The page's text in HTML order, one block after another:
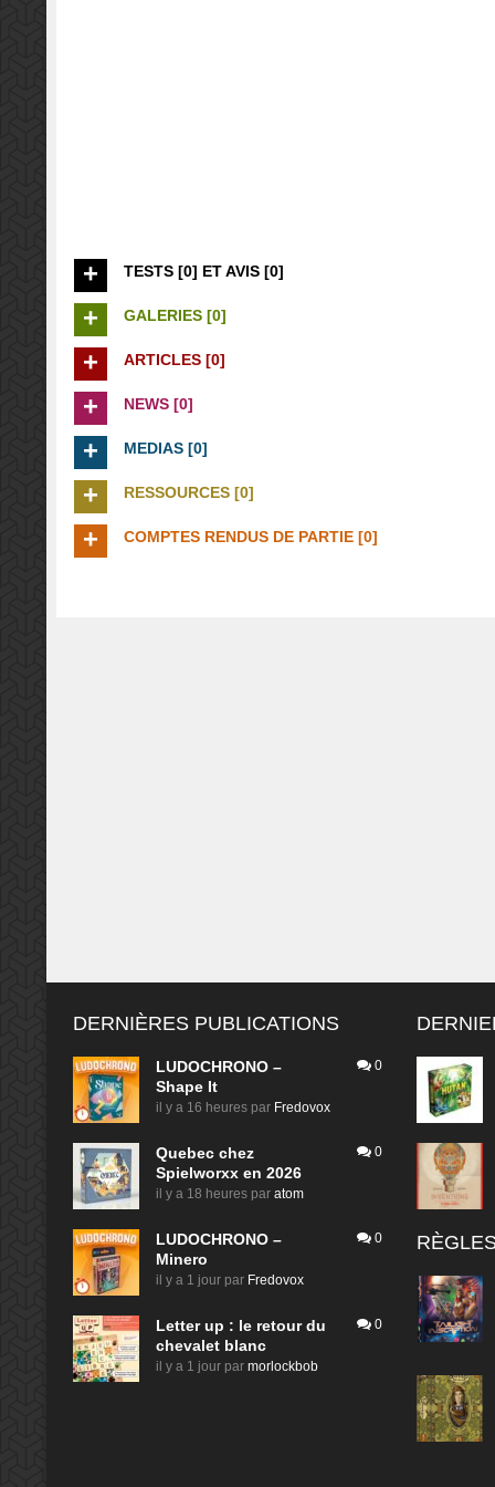
TESTS [0] ET AVIS [0]
GALERIES [0]
ARTICLES [0]
NEWS [0]
MEDIAS [0]
RESSOURCES [0]
COMPTES RENDUS DE PARTIE [0]
DERNIÈRES PUBLICATIONS
LUDOCHRONO –
Shape It
il y a 16 heures par Fredovox
0
Quebec chez
Spielworxx en 2026
il y a 18 heures par atom
0
LUDOCHRONO –
Minero
il y a 1 jour par Fredovox
0
Letter up : le retour du
chevalet blanc
il y a 1 jour par morlockbob
0